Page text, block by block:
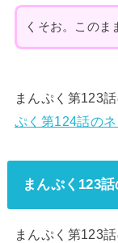
くそお。このま
まんぷく第123
ぷく第124話の
まんぷく123
まんぷく第123